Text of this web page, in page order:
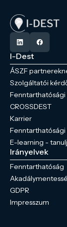
I-Dest
ÁSZF
Szolgáltatói
CROSSDEST
Karrier
E-learning -
Irányelvek
Fenntarthatóság
GDPR
Impresszum